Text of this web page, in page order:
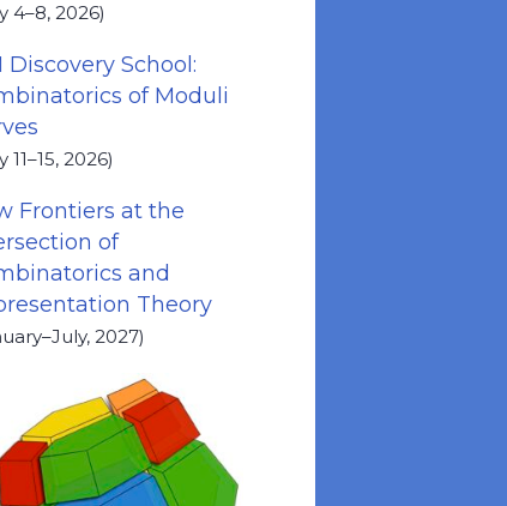
4–8, 2026)
Discovery School:
of Moduli
11–15, 2026)
Frontiers at the
of
and
Theory
2027)